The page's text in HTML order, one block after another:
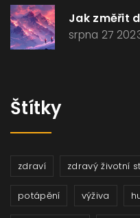
Jak změřit
srpna 27
Štítky
zdraví zdravý životní
potápění výživa